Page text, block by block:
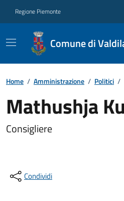
Regione Piemonte
Comune di
Home / Amministrazione / Politici /
Mathushja
Consigliere
Condividi